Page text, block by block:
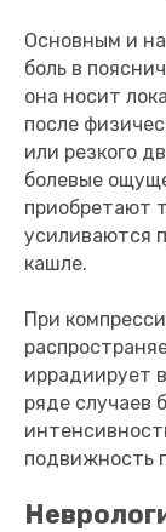
Основным и
боль в
она носит
после
или резкого
болевые
приобретают
усиливаются
кашле.
При
иррадиирует
ряде случаев
подвижность